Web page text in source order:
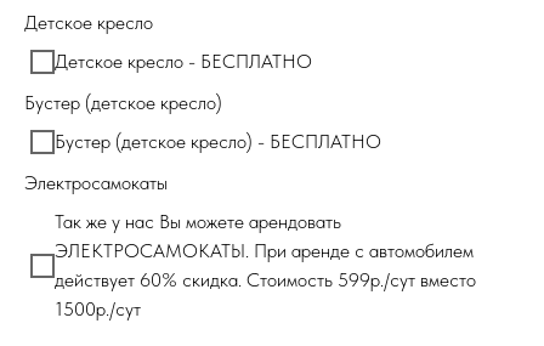
Детское кресло
Детское кресло - БЕСПЛАТНО
Бустер (детское кресло)
Бустер (детское кресло) - БЕСПЛАТНО
Электросамокаты
Так же у нас Вы можете арендовать
ЭЛЕКТРОСАМОКАТЫ. При аренде с автомобилем
действует 60% скидка. Стоимость 599р./сут вместо
1500р./сут